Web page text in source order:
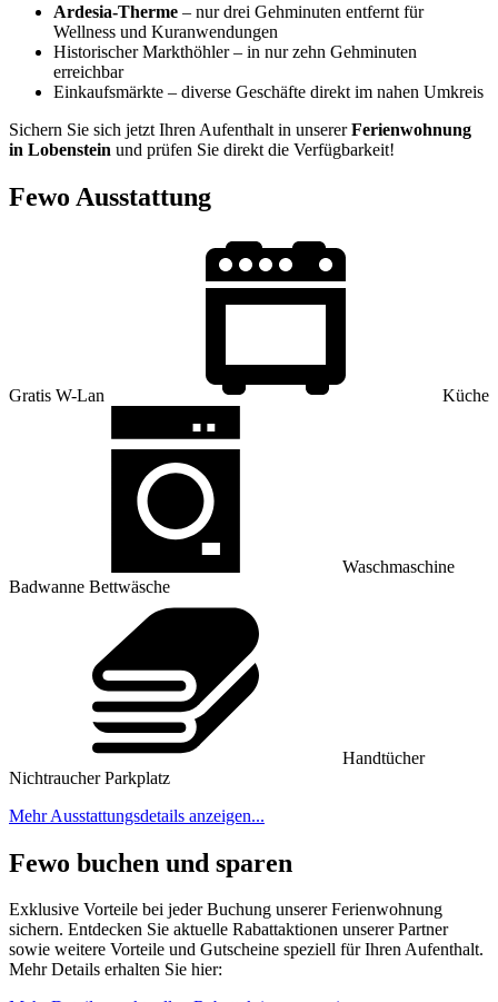
Ardesia-Therme – nur drei Gehminuten entfernt für
Wellness und Kuranwendungen
Historischer Markthöhler – in nur zehn Gehminuten
erreichbar
Einkaufsmärkte – diverse Geschäfte direkt im nahen Umkreis
Sichern Sie sich jetzt Ihren Aufenthalt in unsererFerienwohnung
in Lobenstein und prüfen Sie direkt die Verfügbarkeit!
Fewo Ausstattung
Gratis W-Lan Küche
Waschmaschine
Badwanne Bettwäsche
Handtücher
Nichtraucher Parkplatz
Mehr Ausstattungsdetails anzeigen...
Fewo buchen und sparen
Exklusive Vorteile bei jeder Buchung unserer Ferienwohnung
sichern. Entdecken Sie aktuelle Rabattaktionen unserer Partner
sowie weitere Vorteile und Gutscheine speziell für Ihren Aufenthalt.
Mehr Details erhalten Sie hier: